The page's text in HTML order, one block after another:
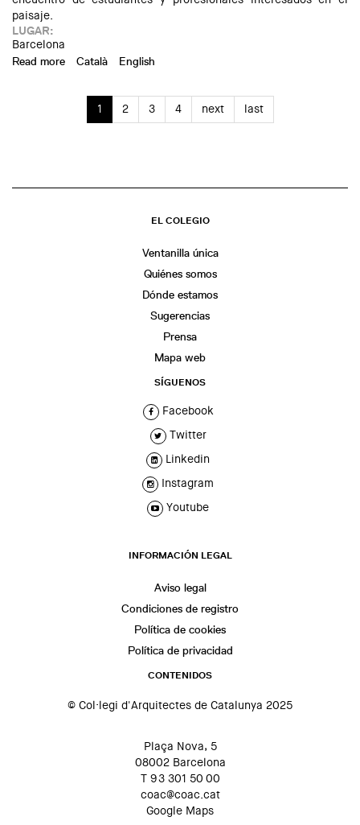
paisaje.
LUGAR:
Barcelona
Read more about ACTO CANCELADO. Conferencia de Gilles Clément
Català English
1 2 3 4 next last
EL COLEGIO
Ventanilla única
Quiénes somos
Dónde estamos
Sugerencias
Prensa
Mapa web
SÍGUENOS
Facebook
Twitter
Linkedin
Instagram
Youtube
INFORMACIÓN LEGAL
Aviso legal
Condiciones de registro
Política de cookies
Política de privacidad
CONTENIDOS
© Col·legi d'Arquitectes de Catalunya 2025
Plaça Nova, 5
08002 Barcelona
T 93 301 50 00
coac@coac.cat
Google Maps